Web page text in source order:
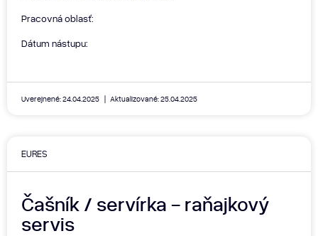
Pracovná oblasť:
Dátum nástupu:
Uverejnené: 24.04.2025 Aktualizované: 25.04.2025
EURES
Čašník / servírka - raňajkový
servis